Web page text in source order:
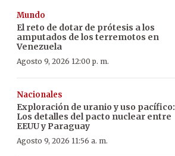
Mundo
El reto de dotar de prótesis a los
amputados de los terremotos en
Venezuela
Agosto 9, 2026 12:00 p. m.
Nacionales
Exploración de uranio y uso pacífico:
Los detalles del pacto nuclear entre
EEUU y Paraguay
Agosto 9, 2026 11:56 a. m.